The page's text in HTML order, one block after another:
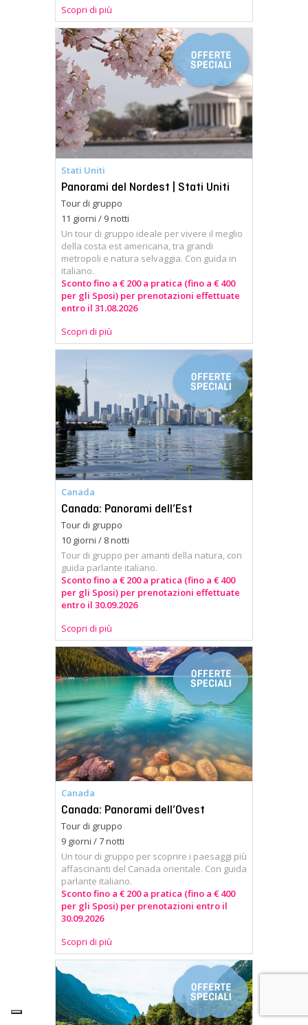
Scopri di più
Stati Uniti
Panorami del Nordest | Stati Uniti
Tour di gruppo
11 giorni / 9 notti
Un tour di gruppo ideale per vivere il meglio
della costa est americana, tra grandi
metropoli e natura selvaggia. Con guida in
italiano.
Sconto fino a € 200 a pratica (fino a € 400
per gli Sposi) per prenotazioni effettuate
entro il 31.08.2026
Scopri di più
Canada
Canada: Panorami dell’Est
Tour di gruppo
10 giorni / 8 notti
Tour di gruppo per amanti della natura, con
guida parlante italiano.
Sconto fino a € 200 a pratica (fino a € 400
per gli Sposi) per prenotazioni effettuate
entro il 30.09.2026
Scopri di più
Canada
Canada: Panorami dell’Ovest
Tour di gruppo
9 giorni / 7 notti
Un tour di gruppo per scoprire i paesaggi più
affascinanti del Canada orientale. Con guida
parlante italiano.
Sconto fino a € 200 a pratica (fino a € 400
per gli Sposi) per prenotazioni entro il
30.09.2026
Scopri di più